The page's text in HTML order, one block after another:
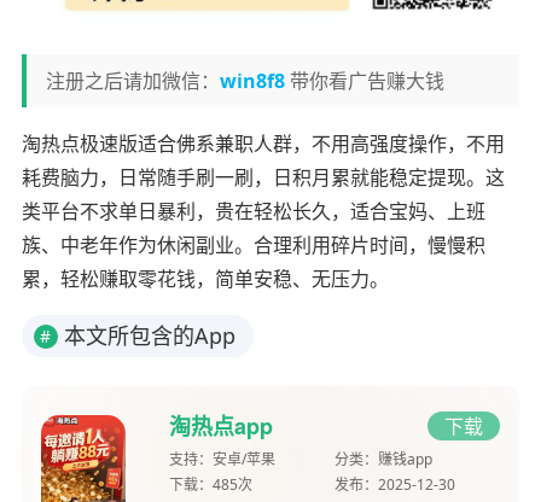
注册之后请加微信： win8f8带你看广告赚大钱
淘热点极速版适合佛系兼职人群，不用高强度操作，不用
耗费脑力，日常随手刷一刷，日积月累就能稳定提现。这
类平台不求单日暴利，贵在轻松长久，适合宝妈、上班
族、中老年作为休闲副业。合理利用碎片时间，慢慢积
累，轻松赚取零花钱，简单安稳、无压力。
# 本文所包含的App
淘热点app 下载
支持： 安卓/苹果 分类： 赚钱app
下载： 485次 发布： 2025-12-30